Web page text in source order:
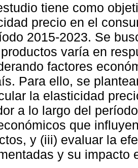
tiene como
precio en el
2015-2023. Se
varía en
factores
Para ello, se
la elasticidad
a lo largo del
que
y (iii) evaluar la
y su impacto